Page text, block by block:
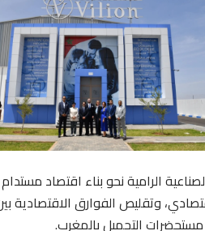
الرامية نحو بناء اقتصاد
وتقليص الفوارق